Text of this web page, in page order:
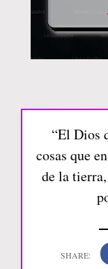
“El Dios
cosas que
de la